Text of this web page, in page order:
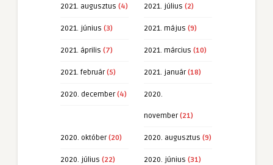
2021. augusztus (4) 2021. július (2)
2021. június (3) 2021. május (9)
2021. április (7) 2021. március (10)
2021. február(5) 2021. január(18)
2020. december(4) 2020.
november(21)
2020. október(20) 2020. augusztus (9)
2020. július (22) 2020. június (31)